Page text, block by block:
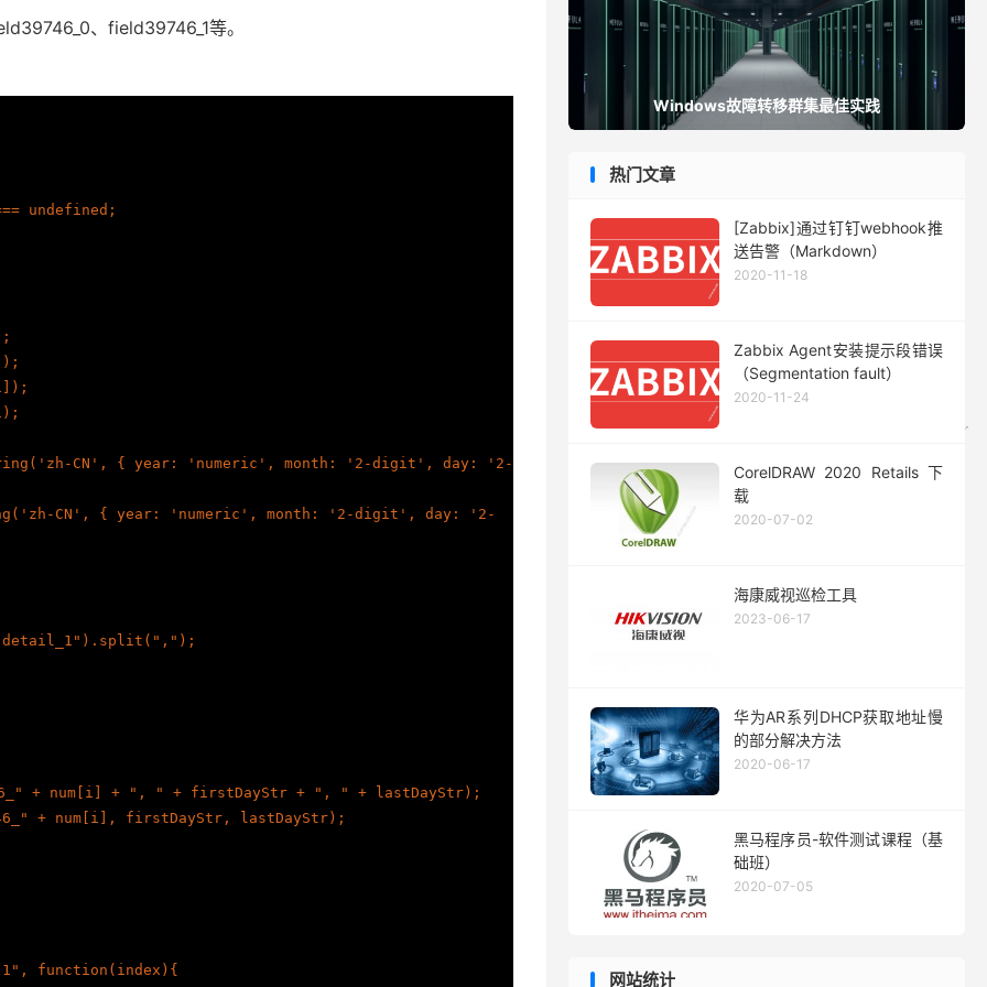
、field39746_1等。
Windows故障转移群集最佳实践
热门文章
[Zabbix]通过钉钉webhook推
送告警（Markdown）
2020-11-18
Zabbix Agent安装提示段错误
（Segmentation fault）
2020-11-24
CorelDRAW 2020 Retails 下
载
2020-07-02
海康威视巡检工具
2023-06-17
华为AR系列DHCP获取地址慢
的部分解决方法
2020-06-17
黑马程序员-软件测试课程（基
础班）
2020-07-05
网站统计